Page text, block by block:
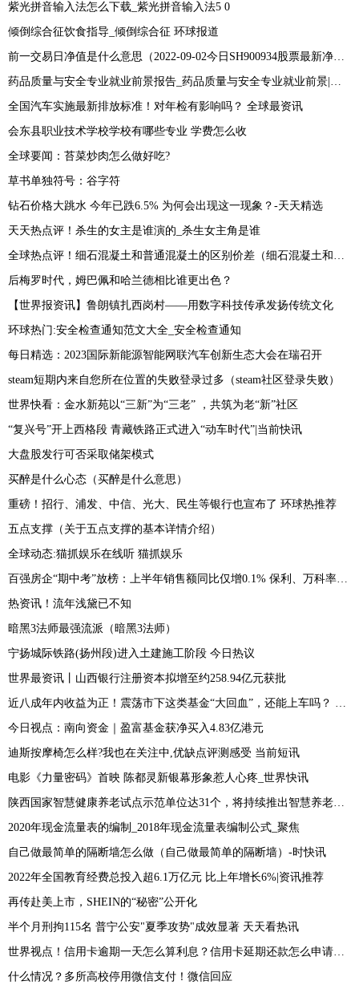
紫光拼音输入法怎么下载_紫光拼音输入法5 0
倾倒综合征饮食指导_倾倒综合征 环球报道
前一交易日净值是什么意思（2022-09-02今日SH900934股票最新净值和交易情况） 当前热门
药品质量与安全专业就业前景报告_药品质量与安全专业就业前景|世界短讯
全国汽车实施最新排放标准！对年检有影响吗？ 全球最资讯
会东县职业技术学校学校有哪些专业 学费怎么收
全球要闻：苔菜炒肉怎么做好吃?
草书单独符号：谷字符
钻石价格大跳水 今年已跌6.5% 为何会出现这一现象？-天天精选
天天热点评！杀生的女主是谁演的_杀生女主角是谁
全球热点评！细石混凝土和普通混凝土的区别价差（细石混凝土和普通混凝土的区别有哪些）
后梅罗时代，姆巴佩和哈兰德相比谁更出色？
【世界报资讯】鲁朗镇扎西岗村——用数字科技传承发扬传统文化
环球热门:安全检查通知范文大全_安全检查通知
每日精选：2023国际新能源智能网联汽车创新生态大会在瑞召开
steam短期内来自您所在位置的失败登录过多（steam社区登录失败）
世界快看：金水新苑以“三新”为“三老” ，共筑为老“新”社区
“复兴号”开上西格段 青藏铁路正式进入“动车时代”|当前快讯
大盘股发行可否采取储架模式
买醉是什么心态（买醉是什么意思）
重磅！招行、浦发、中信、光大、民生等银行也宣布了 环球热推荐
五点支撑（关于五点支撑的基本详情介绍）
全球动态:猫抓娱乐在线听 猫抓娱乐
百强房企“期中考”放榜：上半年销售额同比仅增0.1% 保利、万科率先迈入2000亿阵营-热门看点
热资讯！流年浅黛已不知
暗黑3法师最强流派（暗黑3法师）
宁扬城际铁路(扬州段)进入土建施工阶段 今日热议
世界最资讯丨山西银行注册资本拟增至约258.94亿元获批
近八成年内收益为正！震荡市下这类基金“大回血”，还能上车吗？ 世界看点
今日视点：南向资金｜盈富基金获净买入4.83亿港元
迪斯按摩椅怎么样?我也在关注中,优缺点评测感受 当前短讯
电影《力量密码》首映 陈都灵新银幕形象惹人心疼_世界快讯
陕西国家智慧健康养老试点示范单位达31个，将持续推出智慧养老应用场景 焦点
2020年现金流量表的编制_2018年现金流量表编制公式_聚焦
自己做最简单的隔断墙怎么做（自己做最简单的隔断墙）-时快讯
2022年全国教育经费总投入超6.1万亿元 比上年增长6%|资讯推荐
再传赴美上市，SHEIN的“秘密”公开化
半个月刑拘115名 普宁公安"夏季攻势"成效显著 天天看热讯
世界视点！信用卡逾期一天怎么算利息？信用卡延期还款怎么申请？-天天热文
什么情况？多所高校停用微信支付！微信回应